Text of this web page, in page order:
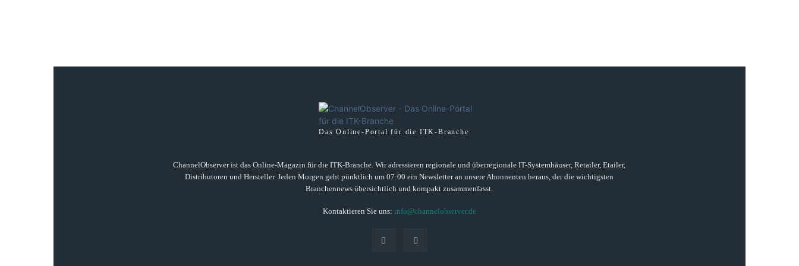
Das Online-Portal für die ITK-Branche
ChannelObserver ist das Online-Magazin für die ITK-Branche. Wir adressieren regionale und überregionale IT-Systemhäuser, Retailer, Etailer,
Distributoren und Hersteller. Jeden Morgen geht pünktlich um 07:00 ein Newsletter an unsere Abonnenten heraus, der die wichtigsten
Branchennews übersichtlich und kompakt zusammenfasst.
Kontaktieren Sie uns: info@channelobserver.de